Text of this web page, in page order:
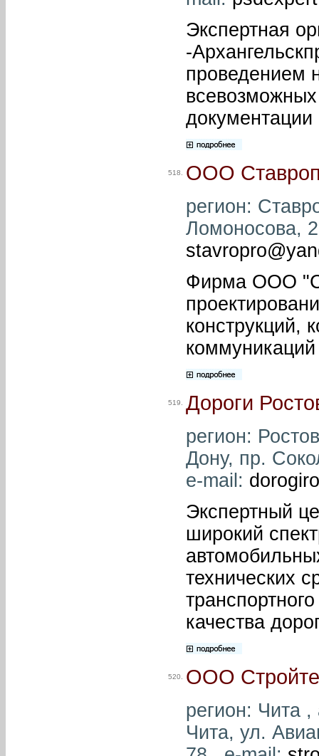
Экспертная
-
проведением
518. ООО
регион:
Ломоносова,
Фирма ООО
конструкций,
519. Дороги
регион:
Дону, пр.
e-mail:
Экспертный
широкий
технических
качества
520. ООО
регион: Чита ,
Чита, ул.